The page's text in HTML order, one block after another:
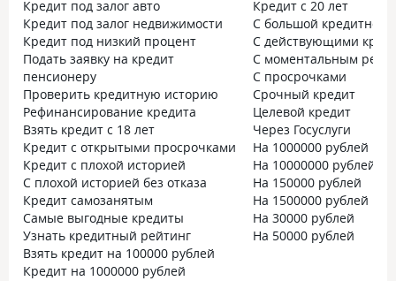
Кредит под залог авто
Кредит под залог недвижимости
Кредит под низкий процент
Подать заявку на кредит
пенсионеру
Проверить кредитную историю
Рефинансирование кредита
Взять кредит с 18 лет
Кредит с открытыми просрочками
Кредит с плохой историей
С плохой историей без отказа
Кредит самозанятым
Самые выгодные кредиты
Узнать кредитный рейтинг
Взять кредит на 100000 рублей
Кредит на 1000000 рублей
Кредит с 20 лет
С большой кредитной
С действующими
С моментальным
С просрочками
Срочный кредит
Целевой кредит
Через Госуслуги
На 1000000 рублей на
На 10000000 рублей
На 150000 рублей
На 1500000 рублей на
На 30000 рублей
На 50000 рублей